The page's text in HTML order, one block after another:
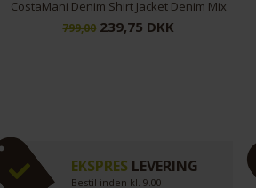
CostaMani Denim Shirt Jacket Denim Mix
799,00 239,75 DKK
EKSPRES LEVERING
Bestil inden kl. 9.00